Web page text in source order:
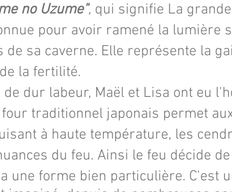
no Uzume", qui signifie La
pour avoir ramené la lumière
sa caverne. Elle représente la
la fertilité.
de dur labeur, Maël et Lisa ont eu
four traditionnel japonais permet
à haute température, les
du feu. Ainsi le feu décide
a une forme bien particulière. C'est